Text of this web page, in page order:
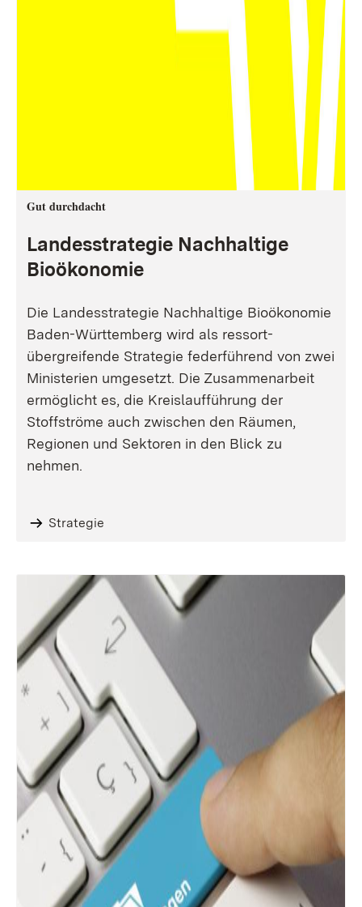
Gut durchdacht
Landesstrategie Nachhaltige
Bioökonomie
Die Landesstrategie Nachhaltige Bioökonomie
Baden-Württemberg wird als ressort-
übergreifende Strategie federführend von zwei
Ministerien umgesetzt. Die Zusammenarbeit
ermöglicht es, die Kreislaufführung der
Stoffströme auch zwischen den Räumen,
Regionen und Sektoren in den Blick zu
nehmen.
Strategie